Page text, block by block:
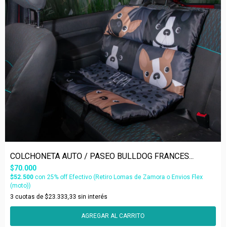
COLCHONETA AUTO / PASEO BULLDOG FRANCES...
$70.000
$52.500 con 25% off Efectivo (Retiro Lomas de Zamora o Envios Flex
(moto))
3 cuotas de $23.333,33 sin interés
AGREGAR AL CARRITO